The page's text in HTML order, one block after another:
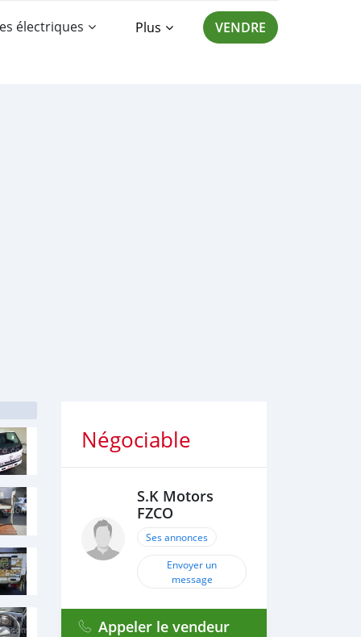
électriques Plus VENDRE
Négociable
S.K Motors
FZCO
Ses annonces
Envoyer un
message
Appeler le vendeur